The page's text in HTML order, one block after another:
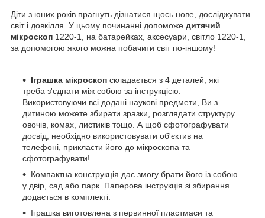
Діти з юних років прагнуть дізнатися щось нове, досліджувати
світ і довкілля. У цьому починанні допоможе дитячий
мікроскоп 1220-1, на батарейках, аксесуари, світло 1220-1,
за допомогою якого можна побачити світ по-іншому!
Іграшка мікроскоп складається з 4 деталей, які
треба з'єднати між собою за інструкцією.
Використовуючи всі додані наукові предмети, Ви з
дитиною можете збирати зразки, розглядати структуру
овочів, комах, листиків тощо. А щоб сфотографувати
досвід, необхідно використовувати об'єктив на
телефоні, прикласти його до мікроскопа та
сфотографувати!
Компактна конструкція дає змогу брати його із собою
у двір, сад або парк. Паперова інструкція зі збирання
додається в комплекті.
Іграшка виготовлена з первинної пластмаси та